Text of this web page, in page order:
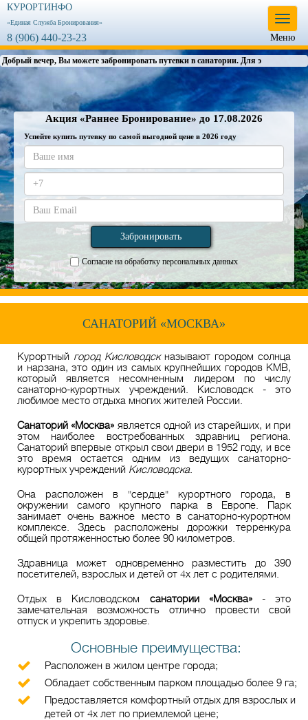
Меню
Меню
КУРОРТИНФО
«Единая Служба Бронирования»
8 (906) 440-23-23
Добрый вечер, Вы можете забронировать путевки в санатории. Для этого в
раздел
Акция «Раннее Бронирование» до 17.08.2026
Успейте купить путевку по самой выгодной цене в 2026 году
Согласие на обработку персональных данных
САНАТОРИЙ «МОСКВА»
Курортный город Кисловодскназывают городом солнца
и нарзана, это один из самых крупнейших городов КМВ,
который является несомненным лидером по числу
санаторно-курортных учреждений. Кисловодск - это
любимое место отдыха многих жителей России.
Санаторий «Москва» является одной из старейших, и при
этом наиболее востребованных здравниц региона.
Санаторий впервые открыл свои двери в 1952 году, и все
это время остается одним из ведущих санаторно-
курортных учреждений Кисловодска.
Она расположен в "сердце" курортного города, в
окружении самого крупного парка в Европе. Парк
занимает очень важное место в санаторно-курортном
комплексе. Здесь расположены дорожки терренкура
общей протяженностью более 90 километров.
Здравница может одновременно разместить до 390
посетителей, взрослых и детей от 4х лет с родителями.
Отдых в Кисловодском санатории «Москва»- это
замечательная возможность отлично провести свой
отпуск и укрепить здоровье.
Основные преимущества:
Расположен в жилом центре города;
Обладает собственным парком площадью более 9 га;
Предоставляется комфортный отдых для взрослых и
детей от 4х лет по приемлемой цене;